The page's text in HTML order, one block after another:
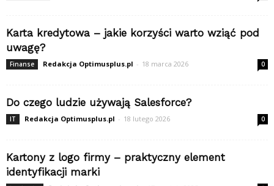
Karta kredytowa – jakie korzyści warto wziąć pod
uwagę?
Finanse Redakcja Optimusplus.pl - 18 marca 2026 0
Do czego ludzie używają Salesforce?
IT Redakcja Optimusplus.pl - 18 lutego 2026 0
Kartony z logo firmy – praktyczny element
identyfikacji marki